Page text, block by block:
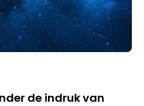
de indruk van